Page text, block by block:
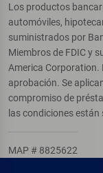
Los productos
automóviles,
suministrados por
Miembros de FDIC y
America Corporation.
aprobación. Se
compromiso de
las condiciones
MAP # 8825622